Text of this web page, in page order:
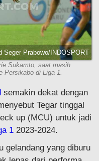
Seger Prabowo/INDOSPORT
Sukamto, saat masih
Persikabo di Liga 1.
semakin dekat dengan
Tegar tinggal
up (MCU) untuk jadi
1 2023-2024.
gelandang yang diburu